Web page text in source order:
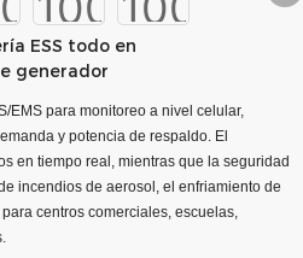
ESS todo en
generador
EMS para monitoreo a nivel celular,
y potencia de respaldo. El
en tiempo real, mientras que la seguridad
incendios de aerosol, el enfriamiento de
centros comerciales, escuelas,